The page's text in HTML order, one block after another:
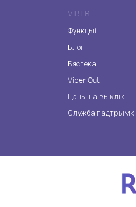
VIBER
Функцыі
Блог
Бяспека
Viber Out
Цэны на выклікі
Служба падтрымкі